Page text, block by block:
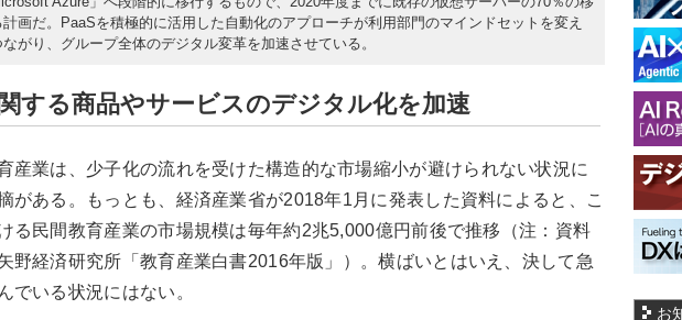
画だ。PaaSを積極的に活用した自動化のアプローチが利用部門のマインドセットを変え
がり、グループ全体のデジタル変革を加速させている。
する商品やサービスのデジタル化を加速
産業は、少子化の流れを受けた構造的な市場縮小が避けられない状況に
がある。もっとも、経済産業省が2018年1月に発表した資料によると、こ
る民間教育産業の市場規模は毎年約2兆5,000億円前後で推移（注：資料
野経済研究所「教育産業⽩書2016年版」）。横ばいとはいえ、決して急
でいる状況にはない。
お